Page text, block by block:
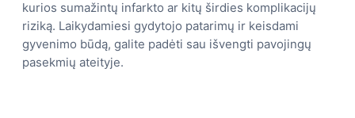
kurios sumažintų infarkto ar kitų širdies komplikacijų
riziką. Laikydamiesi gydytojo patarimų ir keisdami
gyvenimo būdą, galite padėti sau išvengti pavojingų
pasekmių ateityje.